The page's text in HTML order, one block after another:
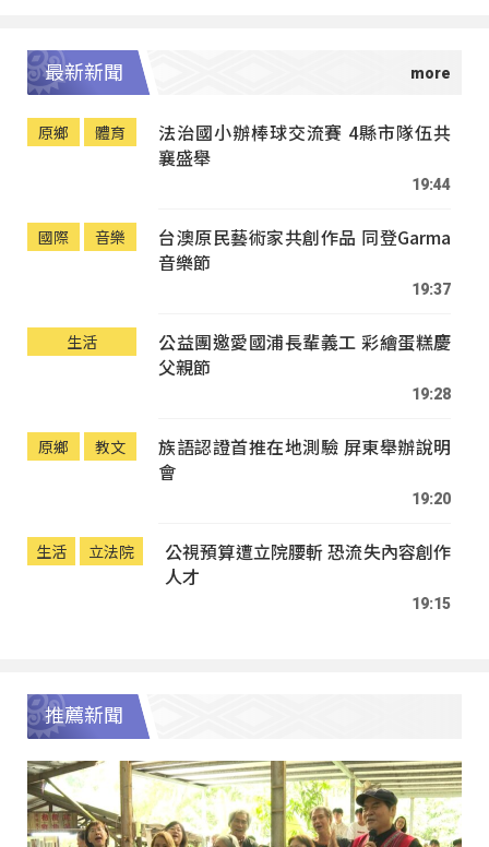
最新新聞
原鄉 體育
法治國小辦棒球交流賽 4縣市隊伍共
襄盛舉
19:44
國際 音樂
台澳原民藝術家共創作品 同登Garma
音樂節
19:37
生活
公益團邀愛國浦長輩義工 彩繪蛋糕慶
父親節
19:28
原鄉 教文
族語認證首推在地測驗 屏東舉辦說明
會
19:20
生活 立法院
公視預算遭立院腰斬 恐流失內容創作
人才
19:15
推薦新聞